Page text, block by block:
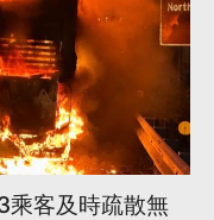
乘客及時疏散無